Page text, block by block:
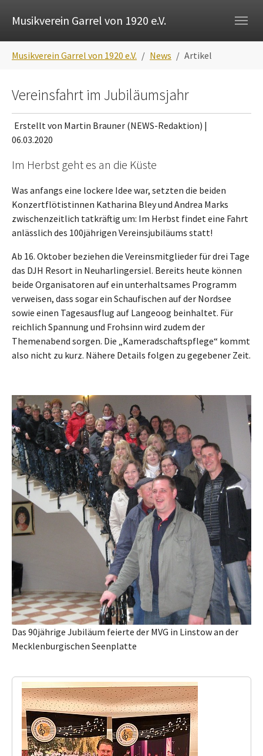
Musikverein Garrel von 1920 e.V.
Musikverein Garrel von 1920 e.V. News Artikel
Vereinsfahrt im Jubiläumsjahr
Erstellt von Martin Brauner (NEWS-Redaktion) |
06.03.2020
Im Herbst geht es an die Küste
Was anfangs eine lockere Idee war, setzten die beiden
Konzertflötistinnen Katharina Bley und Andrea Marks
zwischenzeitlich tatkräftig um: Im Herbst findet eine Fahrt
anlässlich des 100jährigen Vereinsjubiläums statt!
Ab 16. Oktober beziehen die Vereinsmitglieder für drei Tage
das DJH Resort in Neuharlingersiel. Bereits heute können
beide Organisatoren auf ein unterhaltsames Programm
verweisen, dass sogar ein Schaufischen auf der Nordsee
sowie einen Tagesausflug auf Langeoog beinhaltet. Für
reichlich Spannung und Frohsinn wird zudem der
Themenabend sorgen. Die „Kameradschaftspflege“ kommt
also nicht zu kurz. Nähere Details folgen zu gegebener Zeit.
Das 90jährige Jubiläum feierte der MVG in Linstow an der
Mecklenburgischen Seenplatte